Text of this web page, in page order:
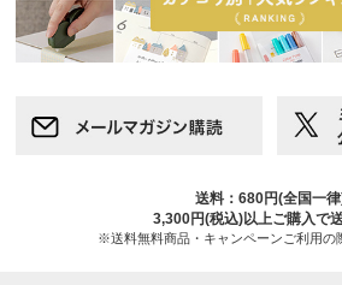
送料：680円(全国一
3,300円(税込)以上ご購入で
※送料無料商品・キャンペーンご利用の